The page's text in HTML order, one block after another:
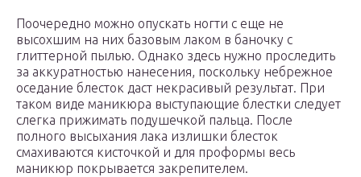
Поочередно можно опускать ногти с еще не
высохшим на них базовым лаком в баночку с
глиттерной пылью. Однако здесь нужно проследить
за аккуратностью нанесения, поскольку небрежное
оседание блесток даст некрасивый результат. При
таком виде маникюра выступающие блестки следует
слегка прижимать подушечкой пальца. После
полного высыхания лака излишки блесток
смахиваются кисточкой и для проформы весь
маникюр покрывается закрепителем.